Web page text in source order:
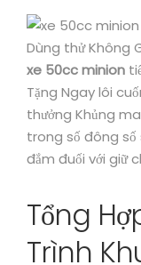
xe 50cc minion
Tặng Ngay lôi
thưởng Khủng
trong số đông số
đắm đuối với giữ
Tổng
Trình